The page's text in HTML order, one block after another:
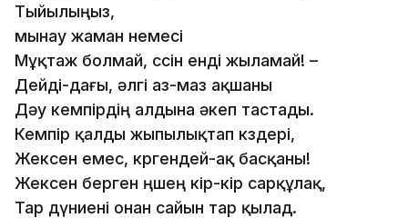
Тыйылыңыз,
мынау жаман немесі
Мұқтаж болмай, өссін енді жыламай! –
Дейді-дағы, әлгі аз-маз ақшаны
Дәу кемпірдің алдына әкеп тастады.
Кемпір қалды жыпылықтап көздері,
Жексен емес, көргендей-ақ басқаны!
Жексен берген өңшең кір-кір сарқұлақ,
Тар дүниені онан сайын тар қылад.